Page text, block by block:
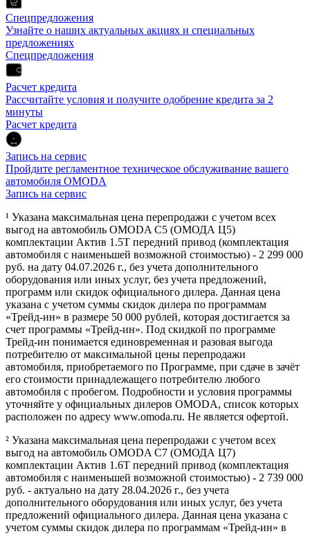
Спецпредложения
Узнайте о наших актуальных акциях и специальных
предложениях
Спецпредложения
Расчет кредита
Рассчитайте условия и получите одобрение кредита за 2
минуты
Расчет кредита
Запись на сервис
Пройдите регламентное техническое обслуживание вашего
автомобиля OMODA
Запись на сервис
¹ Указана максимальная цена перепродажи с учетом всех
выгод на автомобиль OMODA C5 (ОМОДА Ц5)
комплектации Актив 1.5Т передний привод (комплектация
автомобиля с наименьшей возможной стоимостью) - 2 299 000
руб. на дату 04.07.2026 г., без учета дополнительного
оборудования или иных услуг, без учета предложений,
программ или скидок официального дилера. Данная цена
указана с учетом суммы скидок дилера по программам
«Трейд-ин» в размере 50 000 рублей, которая достигается за
счет программы «Трейд-ин». Под скидкой по программе
Трейд-ин понимается единовременная и разовая выгода
потребителю от максимальной цены перепродажи
автомобиля, приобретаемого по Программе, при сдаче в зачёт
его стоимости принадлежащего потребителю любого
автомобиля с пробегом. Подробности и условия программы
уточняйте у официальных дилеров OMODA, список которых
расположен по адресу www.omoda.ru. Не является офертой.
² Указана максимальная цена перепродажи с учетом всех
выгод на автомобиль OMODA C7 (ОМОДА Ц7)
комплектации Актив 1.6T передний привод (комплектация
автомобиля с наименьшей возможной стоимостью) - 2 739 000
руб. - актуально на дату 28.04.2026 г., без учета
дополнительного оборудования или иных услуг, без учета
предложений официального дилера. Данная цена указана с
учетом суммы скидок дилера по программам «Трейд-ин» в